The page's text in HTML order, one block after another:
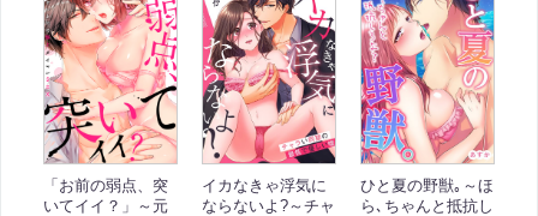
「お前の弱点、突
いてイイ？」～元
イカなきゃ浮気に
ならないよ?～チャ
ひと夏の野獣｡～ほ
ら､ちゃんと抵抗し